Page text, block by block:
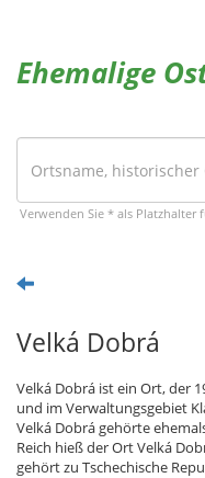
Ehemalige
Verwenden Sie * als Platzhalter
Velká Dobrá
Velká Dobrá ist ein Ort, der
und im Verwaltungsgebiet
Velká Dobrá gehörte
Reich hieß der Ort Velká
gehört zu Tschechische